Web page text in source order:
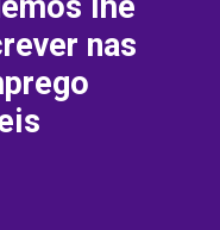
lhe
nas